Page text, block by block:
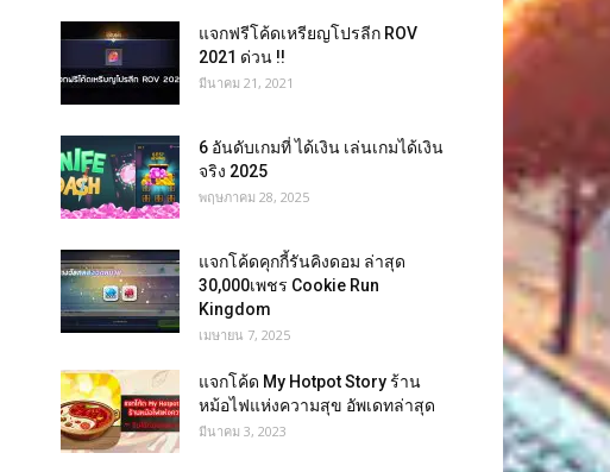
แจกฟรีโค้ดเหรียญโปรลีก ROV
2021 ด่วน !!
มีนาคม 21, 2021
6 อันดับเกมที่ ได้เงิน เล่นเกมได้เงิน
จริง 2025
พฤษภาคม 28, 2025
แจกโค้ดคุกกี้รันคิงดอม ล่าสุด
30,000เพชร Cookie Run
Kingdom
เมษายน 7, 2025
แจกโค้ด My Hotpot Story ร้าน
หม้อไฟแห่งความสุข อัพเดทล่าสุด
มีนาคม 3, 2023